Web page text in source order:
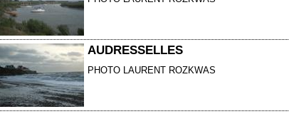
AUDRESSELLES
PHOTO LAURENT ROZKWAS